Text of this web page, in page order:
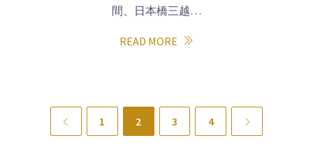
間、日本橋三越…
READ MORE
Previous
1 2 3 4